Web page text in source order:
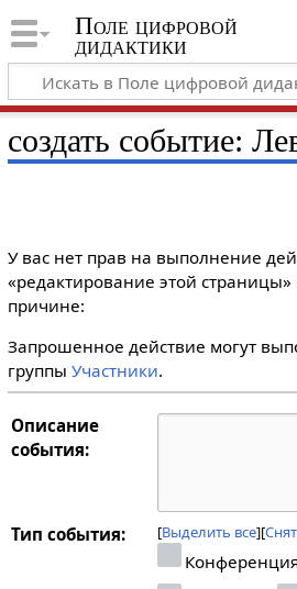
Поле цифровой
дидактики
создать событие:
У вас нет прав на выполнение
«редактирование этой
причине:
Запрошенное действие могут
группы Участники.
Описание
события:
Тип события: Выделить все